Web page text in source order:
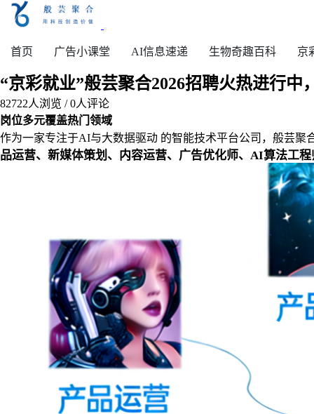
首页 广告小课堂 AI信息速递 生物奇趣百科 京
“京彩就业”般芸聚合2026招聘火热进行中
82722人浏览 /0人评论
岗位多元覆盖热门领域
作为一家专注于AI与大数据驱动 的智能技术平台公司，般芸
品运营、新媒体策划、内容运营、广告优化师、AI算法工